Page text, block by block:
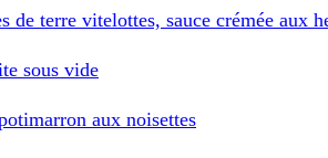
terre vitelottes, sauce crémée aux
sous vide
aux noisettes